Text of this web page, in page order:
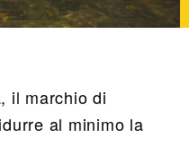
il marchio di
al minimo la